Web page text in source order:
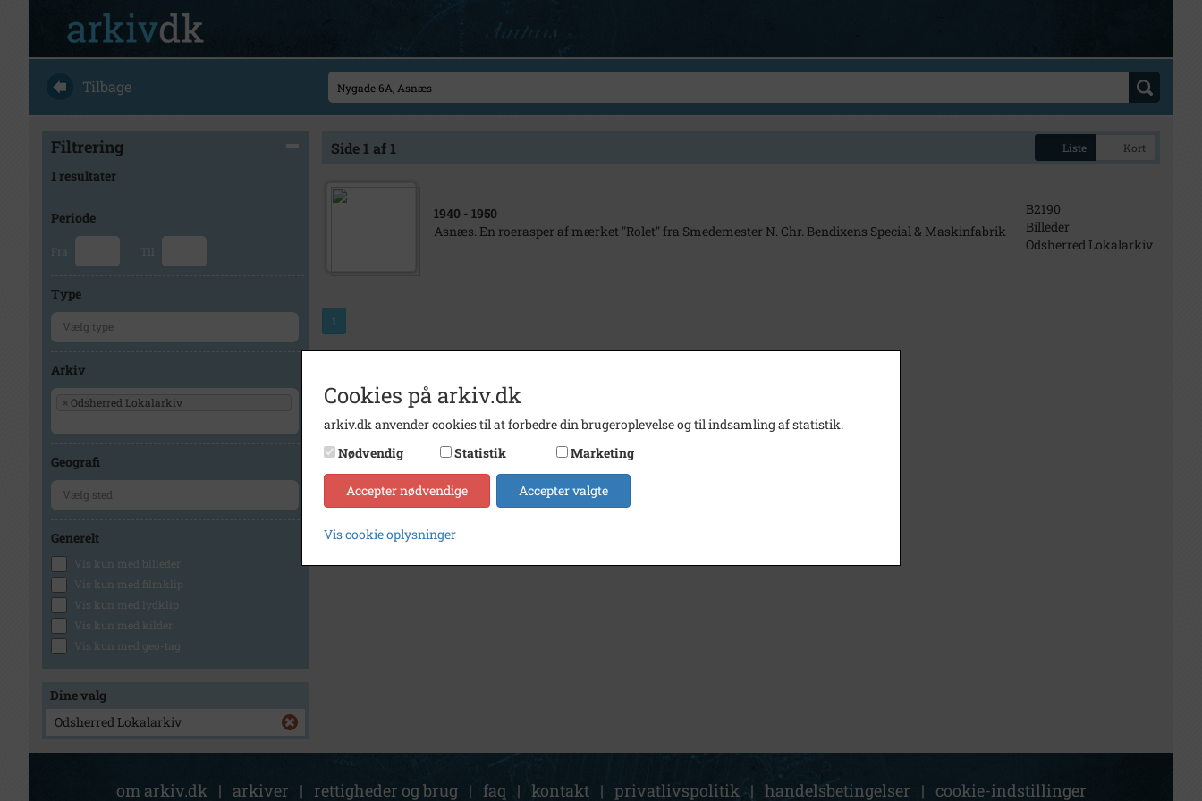
Tilbage
Filtrering
1 resultater
Periode
Fra Til
Type
Arkiv
× Odsherred Lokalarkiv
Geografi
Generelt
Vis kun med billeder
Vis kun med filmklip
Vis kun med lydklip
Vis kun med kilder
Vis kun med geo-tag
Dine valg
Odsherred Lokalarkiv
Side 1 af 1 Liste Kort
1940 - 1950
Asnæs. En roerasper af mærket "Rolet" fra Smedemester N. Chr. Bendixens Special & Maskinfabrik
B2190
Billeder
Odsherred Lokalarkiv
1
om arkiv.dk | arkiver | rettigheder og brug | faq | kontakt | privatlivspolitik | handelsbetingelser | cookie-indstillinger
Cookies på arkiv.dk
arkiv.dk anvender cookies til at forbedre din brugeroplevelse og til indsamling af statistik.
Nødvendig
Statistik Marketing
Accepter nødvendige Accepter valgte
Vis cookie oplysninger